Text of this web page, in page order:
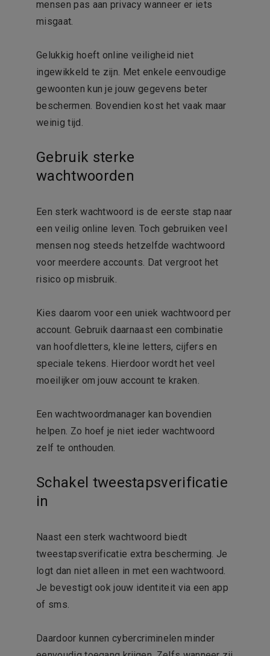
mensen pas aan privacy wanneer er iets
misgaat.
Gelukkig hoeft online veiligheid niet
ingewikkeld te zijn. Met enkele eenvoudige
gewoonten kun je jouw gegevens beter
beschermen. Bovendien kost het vaak maar
weinig tijd.
Gebruik sterke
wachtwoorden
Een sterk wachtwoord is de eerste stap naar
een veilig online leven. Toch gebruiken veel
mensen nog steeds hetzelfde wachtwoord
voor meerdere accounts. Dat vergroot het
risico op misbruik.
Kies daarom voor een uniek wachtwoord per
account. Gebruik daarnaast een combinatie
van hoofdletters, kleine letters, cijfers en
speciale tekens. Hierdoor wordt het veel
moeilijker om jouw account te kraken.
Een wachtwoordmanager kan bovendien
helpen. Zo hoef je niet ieder wachtwoord
zelf te onthouden.
Schakel tweestapsverificatie
in
Naast een sterk wachtwoord biedt
tweestapsverificatie extra bescherming. Je
logt dan niet alleen in met een wachtwoord.
Je bevestigt ook jouw identiteit via een app
of sms.
Daardoor kunnen cybercriminelen minder